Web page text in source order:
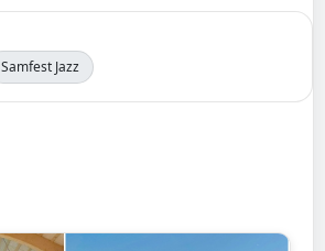
Samfest Jazz